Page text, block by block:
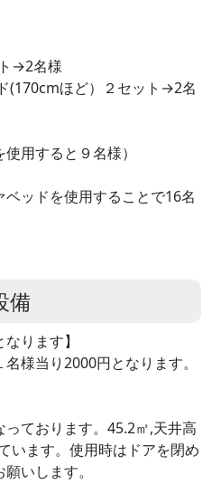
→2名様
(170cmほど）２セット→2名
用すると９名様）
ッドを使用することで16名
備
ります】
様当り2000円となります。
ております。45.2㎡,天井高
います。使用時はドアを閉め
いします。